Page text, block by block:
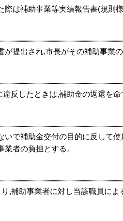
は補助事業等実績報告書(規則
提出され,市長がその補助事業
反したときは,補助金の返還を命
で補助金交付の目的に反して
者の負担とする。
,補助事業者に対し当該職員によ